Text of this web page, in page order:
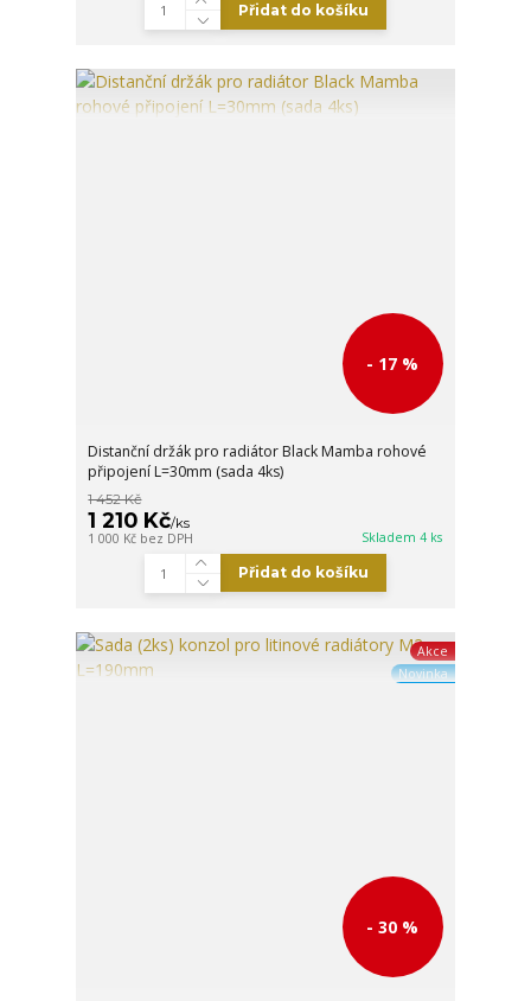
Přidat do košíku
- 17 %
Distanční držák pro radiátor Black Mamba rohové
připojení L=30mm (sada 4ks)
1 452 Kč
1 210 Kč/ks
1 000 Kč bez DPH Skladem 4 ks
Přidat do košíku
Akce
Novinka
- 30 %